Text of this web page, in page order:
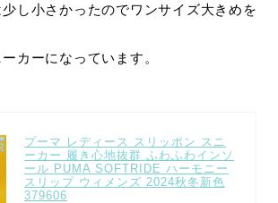
し小さかったのでワンサイズ大きめを
カーになっています。
プーマ レディース スリッポン スニ
ーカー 履き心地抜群 ふわふわインソ
ール PUMA SOFTRIDE ハーモニー
スリップ ウィメンズ 2024秋冬新色
379606